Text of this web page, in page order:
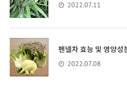
2022.07.11
펜넬차 효능 및 영양성
2022.07.08